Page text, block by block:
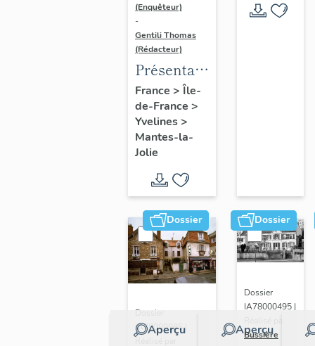
(Enquêteur)
-
Gentili Thomas
(Rédacteur)
Présentation
de l'étude
France > Île-
de-France >
Yvelines>
Mantes-la-
Jolie
Dossier
Aperçu
Dossier
IA78000985 |
Dossier
Aperçu
Dossier
IA78000495 |
Bussière